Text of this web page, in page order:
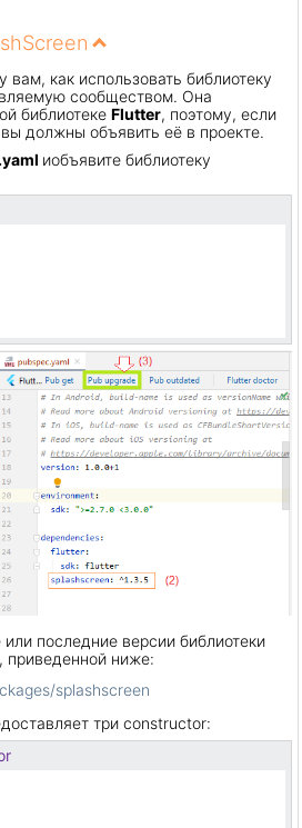
вам, как использовать библиотеку
сообществом. Она
библиотеке Flutter, поэтому, если
вы должны объявить её в проекте.
иобъявите библиотеку
последние версии библиотеки
приведенной ниже:
splashscreen
три constructor: